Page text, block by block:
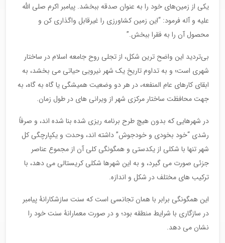
یکی از زمین‌های خود را به عنوان صدقه ببخشد. پیامبر اکرم صلی الله
علیه و آله فرمود: “این زمین کشاورزی را غیرقابل واگذاری کن و
محصول آن را به فقرا ببخش.”
بی‌تردید این واضح ترین شکل، از تجلی روح جامعه اسلام در ساختار
شهری است؛ و به تداوم تاریخ یک شهر نیرویی حیاتی می بخشد، به
ابقای کارهای عام المنفعه، در هر دو وضعیت همیشگی یا گاه به گاه، به
جهت محافظت ساختار مرکزی شهر از ویرانی های در طول زمان.
در شهرهایی که بدون هیچ طرح برنامه ریزی شده بنا شده اند، و صرفاً
رشدی “خود بخودی و خودجوش” داشته اند، وحدت و یکپارچگی کل
شهر تنها با شکلی از یکدستی و همگونگی کلی آن از مجموع عناصر
جزئی صورت می گیرد، و به این شهرها شکلی کریستالی می دهد، با
ترکیب های مختلف در شکل و اندازه.
این همگونگی برابر با همان تجانسی است که سنت سازشکارانۀ پیامبر
در سازگاری با شرایط منطقه بود؛ و در صورت معمارانۀ سنت خود را
نشان می دهد.